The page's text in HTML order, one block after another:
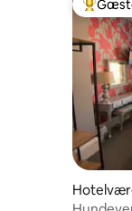
Bedste